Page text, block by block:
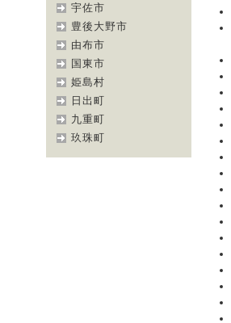
宇佐市
豊後大野市
由布市
国東市
姫島村
日出町
九重町
玖珠町